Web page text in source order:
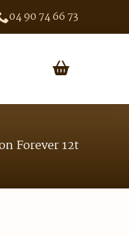
04 90 74 66 73
Forever 12t